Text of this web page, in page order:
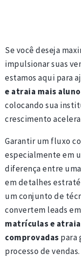
Se você deseja
impulsionar suas
estamos aqui para
e atraia mais
colocando sua
crescimento
Garantir um fluxo
especialmente em
diferença entre
em detalhes
um conjunto de
convertem leads
matrículas e
comprovadas para
processo de vendas.